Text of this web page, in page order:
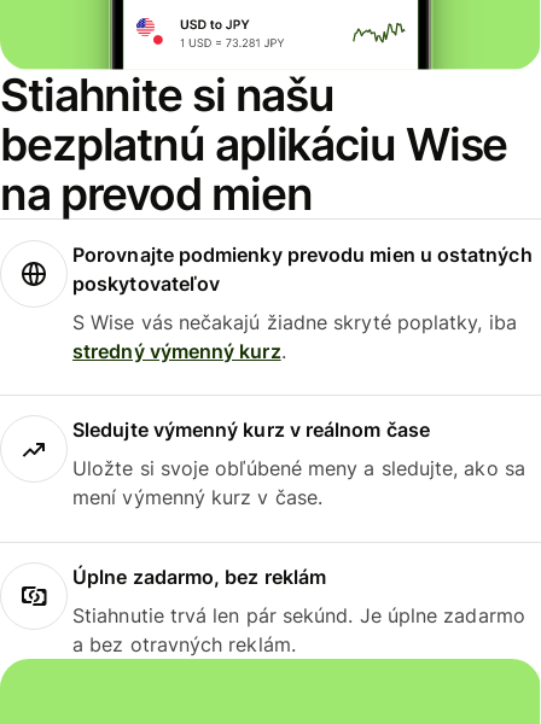
Stiahnite si našu
bezplatnú aplikáciu Wise
na prevod mien
Porovnajte podmienky prevodu mien u ostatných
poskytovateľov
S Wise vás nečakajú žiadne skryté poplatky, iba
stredný výmenný kurz.
Sledujte výmenný kurz v reálnom čase
Uložte si svoje obľúbené meny a sledujte, ako sa
mení výmenný kurz v čase.
Úplne zadarmo, bez reklám
Stiahnutie trvá len pár sekúnd. Je úplne zadarmo
a bez otravných reklám.